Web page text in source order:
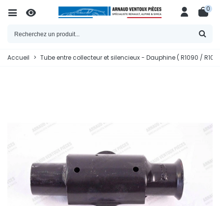
0
Accueil > Tube entre collecteur et silencieux - Dauphine ( R1090 /